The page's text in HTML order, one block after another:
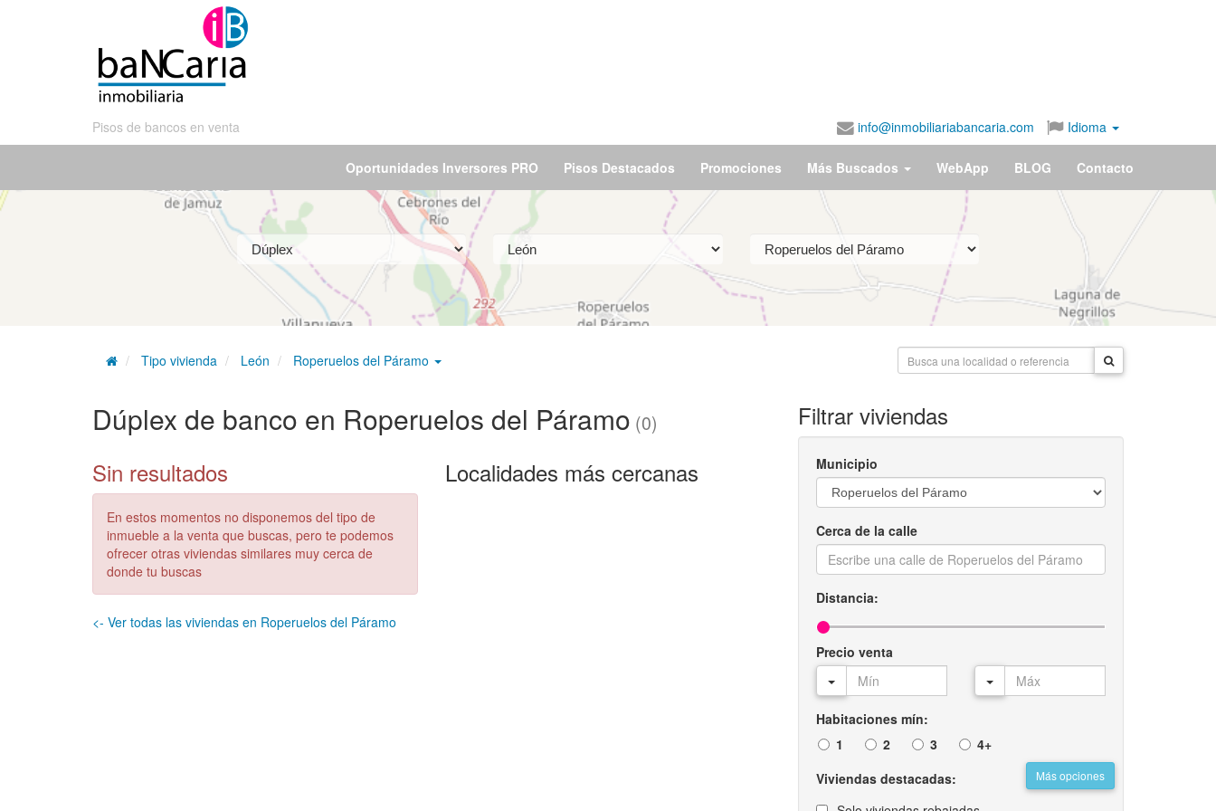
Pisos de bancos en venta info@inmobiliariabancaria.com Idioma
Oportunidades Inversores PRO Pisos Destacados Promociones Más Buscados WebApp BLOG Contacto
Tipo vivienda León Roperuelos del Páramo
Dúplex de banco en Roperuelos del Páramo (0)
Sin resultados
En estos momentos no disponemos del tipo de
inmueble a la venta que buscas, pero te podemos
ofrecer otras viviendas similares muy cerca de
donde tu buscas
<- Ver todas las viviendas en Roperuelos del Páramo
Localidades más cercanas
Filtrar viviendas
Municipio
Cerca de la calle
Distancia:
Precio venta
Habitaciones mín:
1
2 3 4+
Más opciones
Viviendas destacadas: